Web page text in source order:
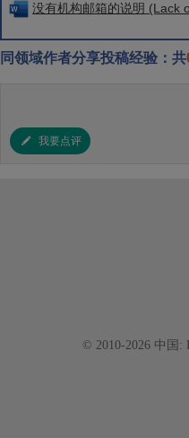
没有机构邮箱的说明 (Lack
同领域作者分享投稿经验：共
我要点评
© 2010-2026 中国: